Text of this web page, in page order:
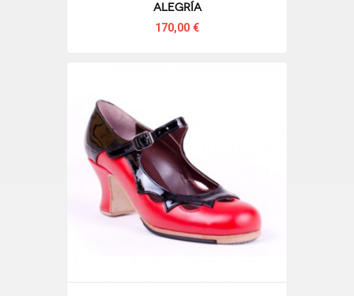
Alegría
170,00 €